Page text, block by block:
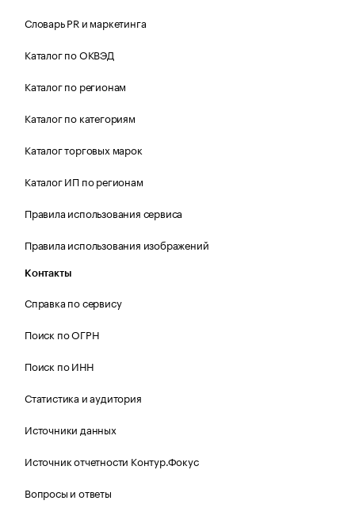
Словарь PR и маркетинга
Каталог по ОКВЭД
Каталог по регионам
Каталог по категориям
Каталог торговых марок
Каталог ИП по регионам
Правила использования сервиса
Правила использования изображений
Контакты
Справка по сервису
Поиск по ОГРН
Поиск по ИНН
Статистика и аудитория
Источники данных
Источник отчетности Контур.Фокус
Вопросы и ответы